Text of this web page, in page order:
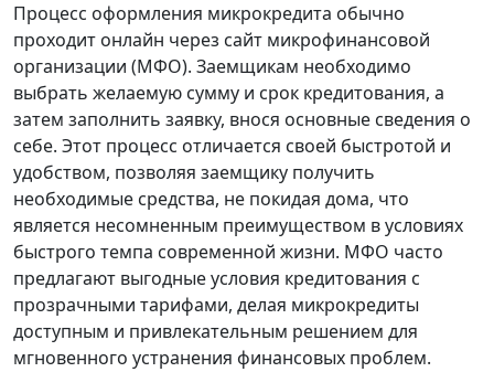
Процесс оформления микрокредита обычно
проходит онлайн через сайт микрофинансовой
организации (МФО). Заемщикам необходимо
выбрать желаемую сумму и срок кредитования, а
затем заполнить заявку, внося основные сведения о
себе. Этот процесс отличается своей быстротой и
удобством, позволяя заемщику получить
необходимые средства, не покидая дома, что
является несомненным преимуществом в условиях
быстрого темпа современной жизни. МФО часто
предлагают выгодные условия кредитования с
прозрачными тарифами, делая микрокредиты
доступным и привлекательным решением для
мгновенного устранения финансовых проблем.